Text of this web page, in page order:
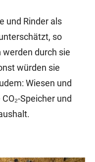
und Rinder als
so
durch sie
würden sie
Wiesen und
Speicher und